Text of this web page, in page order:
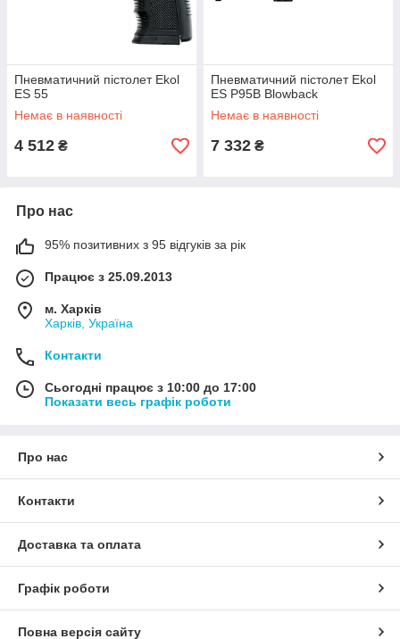
Пневматичний пістолет Ekol
ES 55
Немає в наявності
4 512 ₴
Пневматичний пістолет Ekol
ES P95B Blowback
Немає в наявності
7 332 ₴
Про нас
95% позитивних з 95 відгуків за рік
Працює з 25.09.2013
м. Харків
Харків, Україна
Контакти
Сьогодні працює з 10:00 до 17:00
Показати весь графік роботи
Про нас
Контакти
Доставка та оплата
Графік роботи
Повна версія сайту